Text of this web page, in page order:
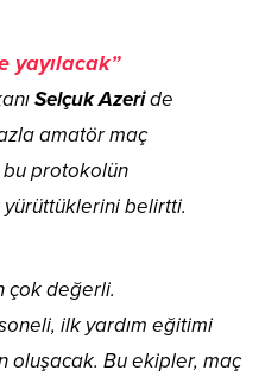
yayılacak”
Selçuk Azeride
amatör maç
bu protokolün
belirtti.
çok değerli.
ilk yardım eğitimi
oluşacak. Bu ekipler, maç